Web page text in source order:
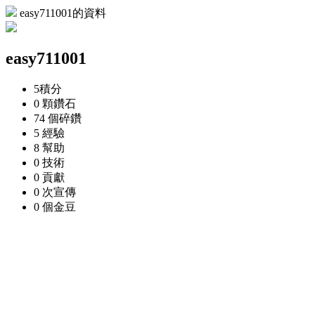
easy711001的資料
easy711001
5積分
0 顆鑽石
74 個碎鑽
5 經驗
8 幫助
0 技術
0 貢獻
0 次宣傳
0 個金豆